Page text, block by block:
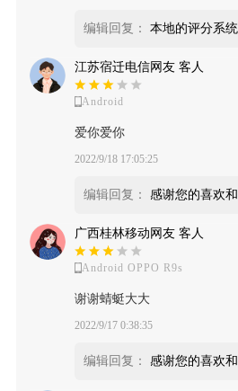
编辑回复： 本地的评分系
江苏宿迁电信网友 客人
Android
爱你爱你
2022/9/18 17:05:25
编辑回复： 感谢您的喜欢
广西桂林移动网友 客人
Android OPPO R9s
谢谢蜻蜓大大
2022/9/17 0:38:35
编辑回复： 感谢您的喜欢